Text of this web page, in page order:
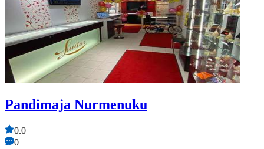
Pandimaja Nurmenuku
0.0
0